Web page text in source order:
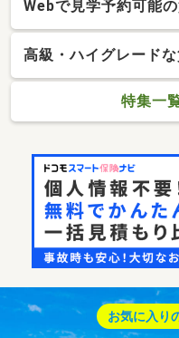
Webで見学予約可能
高級・ハイグレード
特集一
お気に入り